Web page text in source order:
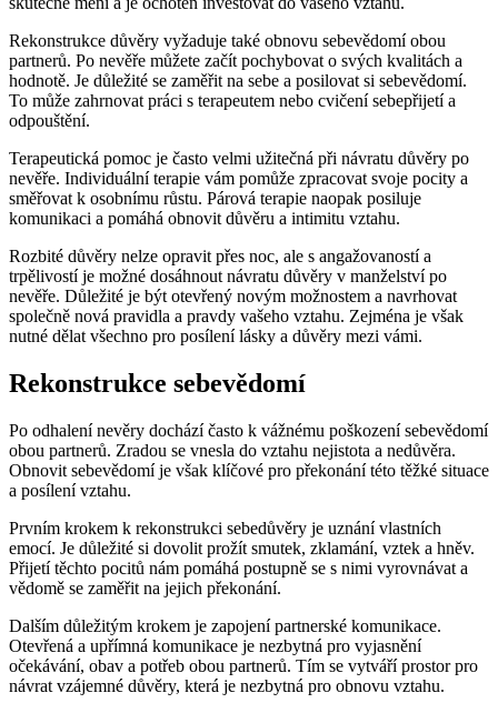
Rekonstrukce důvěry vyžaduje také obnovu sebevědomí obou
partnerů. Po nevěře můžete začít pochybovat o svých kvalitách a
hodnotě. Je důležité se zaměřit na sebe a posilovat si sebevědomí.
To může zahrnovat práci s terapeutem nebo cvičení sebepřijetí a
odpouštění.
Terapeutická pomoc je často velmi užitečná při návratu důvěry po
nevěře. Individuální terapie vám pomůže zpracovat svoje pocity a
směřovat k osobnímu růstu. Párová terapie naopak posiluje
komunikaci a pomáhá obnovit důvěru a intimitu vztahu.
Rozbité důvěry nelze opravit přes noc, ale s angažovaností a
trpělivostí je možné dosáhnout návratu důvěry v manželství po
nevěře. Důležité je být otevřený novým možnostem a navrhovat
společně nová pravidla a pravdy vašeho vztahu. Zejména je však
nutné dělat všechno pro posílení lásky a důvěry mezi vámi.
Rekonstrukce sebevědomí
Po odhalení nevěry dochází často k vážnému poškození sebevědomí
obou partnerů. Zradou se vnesla do vztahu nejistota a nedůvěra.
Obnovit sebevědomí je však klíčové pro překonání této těžké situace
a posílení vztahu.
Prvním krokem k rekonstrukci sebedůvěry je uznání vlastních
emocí. Je důležité si dovolit prožít smutek, zklamání, vztek a hněv.
Přijetí těchto pocitů nám pomáhá postupně se s nimi vyrovnávat a
vědomě se zaměřit na jejich překonání.
Dalším důležitým krokem je zapojení partnerské komunikace.
Otevřená a upřímná komunikace je nezbytná pro vyjasnění
očekávání, obav a potřeb obou partnerů. Tím se vytváří prostor pro
návrat vzájemné důvěry, která je nezbytná pro obnovu vztahu.